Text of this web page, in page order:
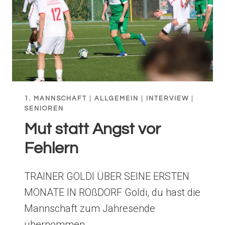
1. MANNSCHAFT ALLGEMEIN INTERVIEW
SENIOREN
Mut statt Angst vor
Fehlern
TRAINER GOLDI ÜBER SEINE ERSTEN
MONATE IN ROßDORF Goldi, du hast die
Mannschaft zum Jahresende